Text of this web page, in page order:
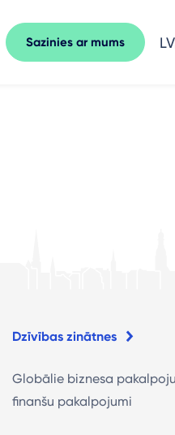
Sazinies ar mums LV
Dzīvības zinātnes
Globālie biznesa
finanšu pakalpojumi